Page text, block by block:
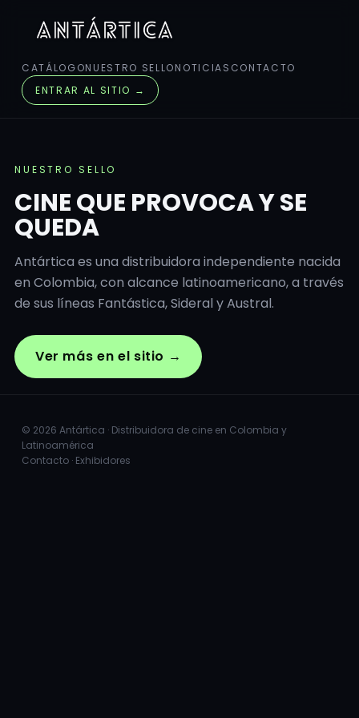
CATÁLOGONUESTRO SELLONOTICIAS CONTACTO
ENTRAR AL SITIO →
NUESTRO SELLO
CINE QUE PROVOCA Y SE
QUEDA
Antártica es una distribuidora independiente nacida
en Colombia, con alcance latinoamericano, a través
de sus líneas Fantástica, Sideral y Austral.
Ver más en el sitio →
© 2026 Antártica · Distribuidora de cine en Colombia y
Latinoamérica
Contacto· Exhibidores